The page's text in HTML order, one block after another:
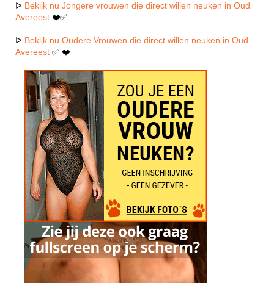
ᐅ Bekijk nu Jongere vrouwen die direct willen neuken in Oud
Avereest ❤️✅
ᐅ Bekijk nu Oudere Vrouwen die direct willen neuken in Oud
Avereest ✅ ❤️